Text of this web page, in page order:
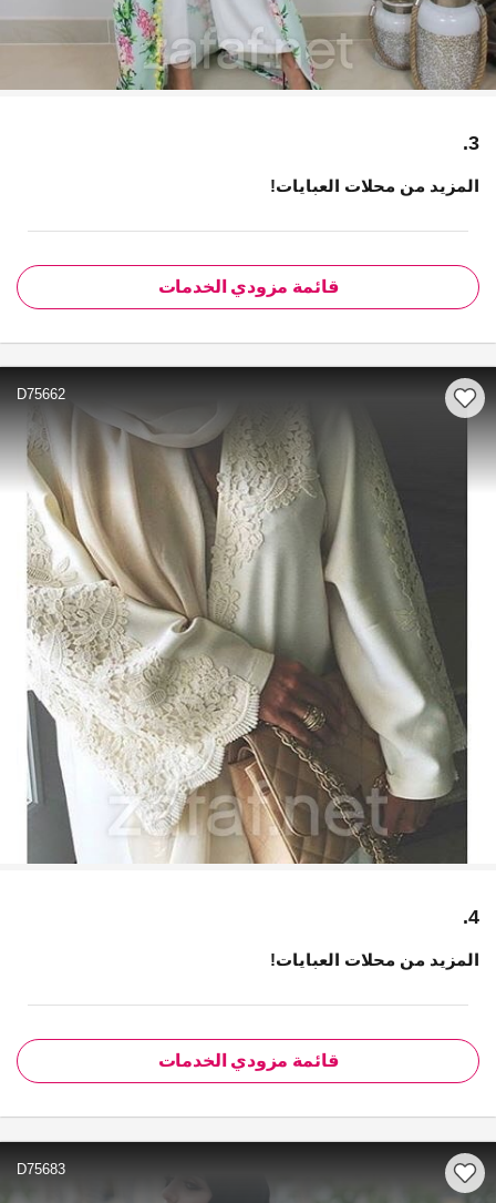
3.
المزيد من محلات العبايات!
قائمة مزودي الخدمات
D75662
4.
المزيد من محلات العبايات!
قائمة مزودي الخدمات
D75683